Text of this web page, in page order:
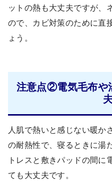
ットの熱も大丈夫ですが、
ので、カビ対策のために直
ょう。
注意点②電気毛布や
人肌で熱いと感じない暖か
の耐熱性で、寝るときに湯
トレスと敷きパッドの間に
ても大丈夫です。